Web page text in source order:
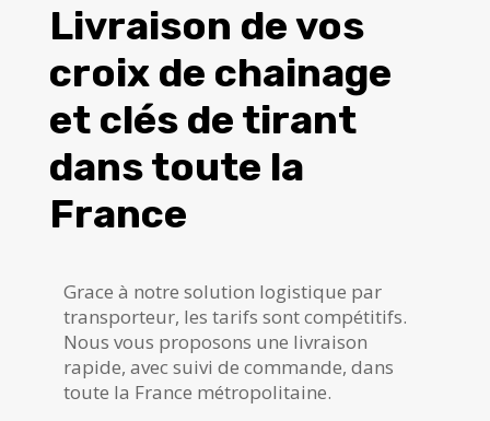
Livraison de vos
croix de chainage
et clés de tirant
dans toute la
France
Grace à notre solution logistique par
transporteur, les tarifs sont compétitifs.
Nous vous proposons une livraison
rapide, avec suivi de commande, dans
toute la France métropolitaine.